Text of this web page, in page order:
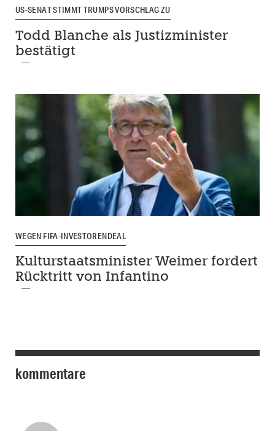
US-SENAT STIMMT TRUMPS VORSCHLAG ZU
Todd Blanche als Justizminister
bestätigt
WEGEN FIFA-INVESTORENDEAL
Kulturstaatsminister Weimer fordert
Rücktritt von Infantino
kommentare